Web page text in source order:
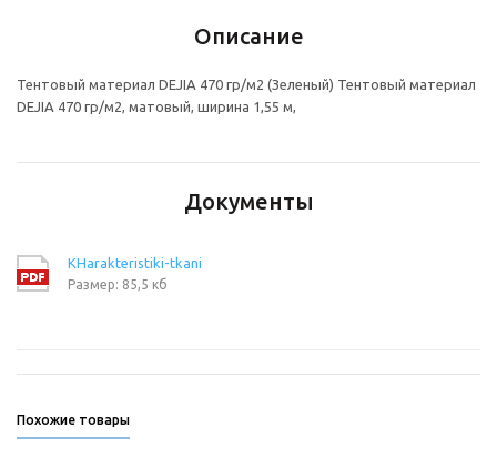
Описание
Тентовый материал DEJIA 470 гр/м2 (Зеленый) Тентовый материал
DEJIA 470 гр/м2, матовый, ширина 1,55 м,
Документы
KHarakteristiki-tkani
Размер: 85,5 кб
Похожие товары